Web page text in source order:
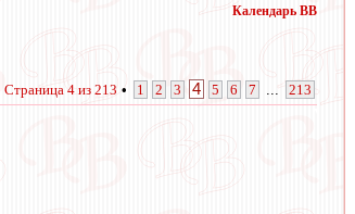
Календарь ВВ
Страница 4 из 213 • 1 2 3 4 5 6 7 213